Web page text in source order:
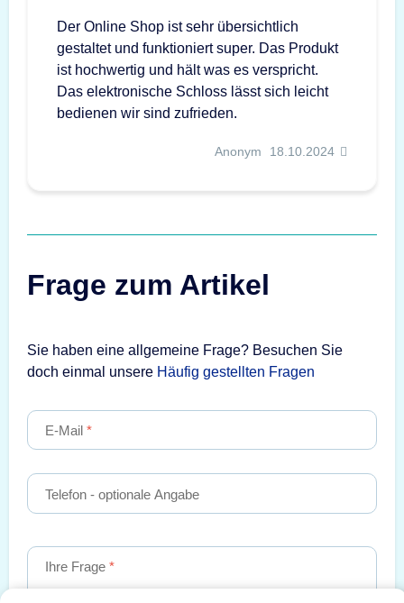
Der Online Shop ist sehr übersichtlich
gestaltet und funktioniert super. Das Produkt
ist hochwertig und hält was es verspricht.
Das elektronische Schloss lässt sich leicht
bedienen wir sind zufrieden.
Anonym 18.10.2024
Frage zum Artikel
Sie haben eine allgemeine Frage? Besuchen Sie
doch einmal unsere Häufig gestellten Fragen
E-Mail
Telefon - optionale Angabe
Ihre Frage